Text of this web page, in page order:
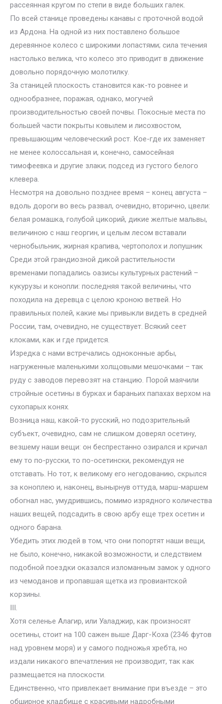
рассеянная кругом по степи в виде больших галек.
По всей станице проведены канавы с проточной водой
из Ардона. На одной из них поставлено большое
деревянное колесо с широкими лопастями; сила течения
настолько велика, что колесо это приводит в движение
довольно порядочную молотилку.
За станицей плоскость становится как-то ровнее и
однообразнее, поражая, однако, могучей
производительностью своей почвы. Покосные места по
большей части покрыты ковылем и лисохвостом,
превышающим человеческий рост. Кое-где их заменяет
не менее колоссальная и, конечно, самосейная
тимофеевка и другие злаки; подсед из густого белого
клевера.
Несмотря на довольно позднее время – конец августа –
вдоль дороги во весь развал, очевидно, вторично, цвели:
белая ромашка, голубой цикорий, дикие желтые мальвы,
величиною с наш георгин, и целым лесом вставали
чернобыльник, жирная крапива, чертополох и лопушник
Среди этой грандиозной дикой растительности
временами попадались оазисы культурных растений –
кукурузы и конопли: последняя такой величины, что
походила на деревца с целою кроною ветвей. Но
правильных полей, какие мы привыкли видеть в средней
России, там, очевидно, не существует. Всякий сеет
клоками, как и где придется.
Изредка с нами встречались одноконные арбы,
нагруженные маленькими холщовыми мешочками – так
руду с заводов перевозят на станцию. Порой маячили
стройные осетины в бурках и бараньих папахах верхом на
сухопарых конях.
Возница наш, какой-то русский, но подозрительный
субъект, очевидно, сам не слишком доверял осетину,
везшему наши вещи: он беспрестанно озирался и кричал
ему то по-русски, то по-осетински, рекомендуя не
отставать. Но тот, к великому его негодованию, скрылся
за коноплею и, наконец, вынырнув оттуда, марш-маршем
обогнал нас, умудрившись, помимо изрядного количества
наших вещей, подсадить в свою арбу еще трех осетин и
одного барана.
Убедить этих людей в том, что они попортят наши вещи,
не было, конечно, никакой возможности, и следствием
подобной поездки оказался изломанным замок у одного
из чемоданов и пропавшая щетка из провиантской
корзины.
III.
Хотя селенье Алагир, или Уаладжир, как произносят
осетины, стоит на 100 сажен выше Дарг-Коха (2346 футов
над уровнем моря) и у самого подножья хребта, но
издали никакого впечатления не производит, так как
размещается на плоскости.
Единственно, что привлекает внимание при въезде – это
обширное кладбище с красивыми надробными